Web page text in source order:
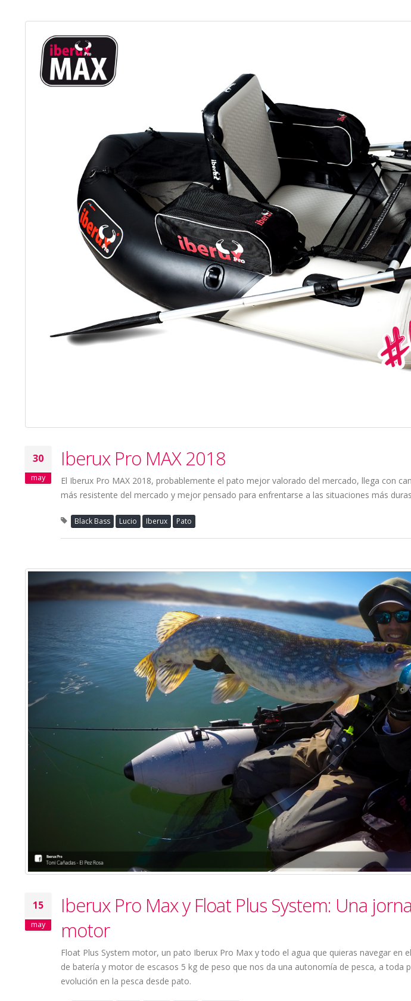
30
may
Iberux Pro MAX 2018
El Iberux Pro MAX 2018, probablemente el pato mejor valorado del mercado, llega con
más resistente del mercado y mejor pensado para enfrentarse a las situaciones más
Black Bass Lucio Iberux Pato
15
may
Iberux Pro Max y Float Plus System: Una
motor
Float Plus System motor, un pato Iberux Pro Max y todo el agua que quieras navegar en
de batería y motor de escasos 5 kg de peso que nos da una autonomía de pesca, a toda
evolución en la pesca desde pato.